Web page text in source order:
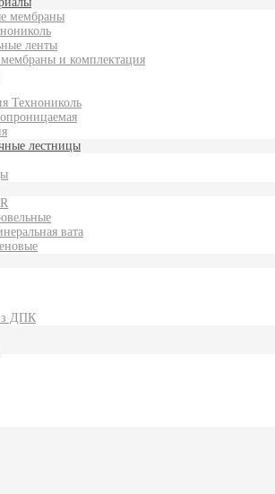
мембраны
ленты
и комплектация
Технониколь
лестницы
вата
ДПК